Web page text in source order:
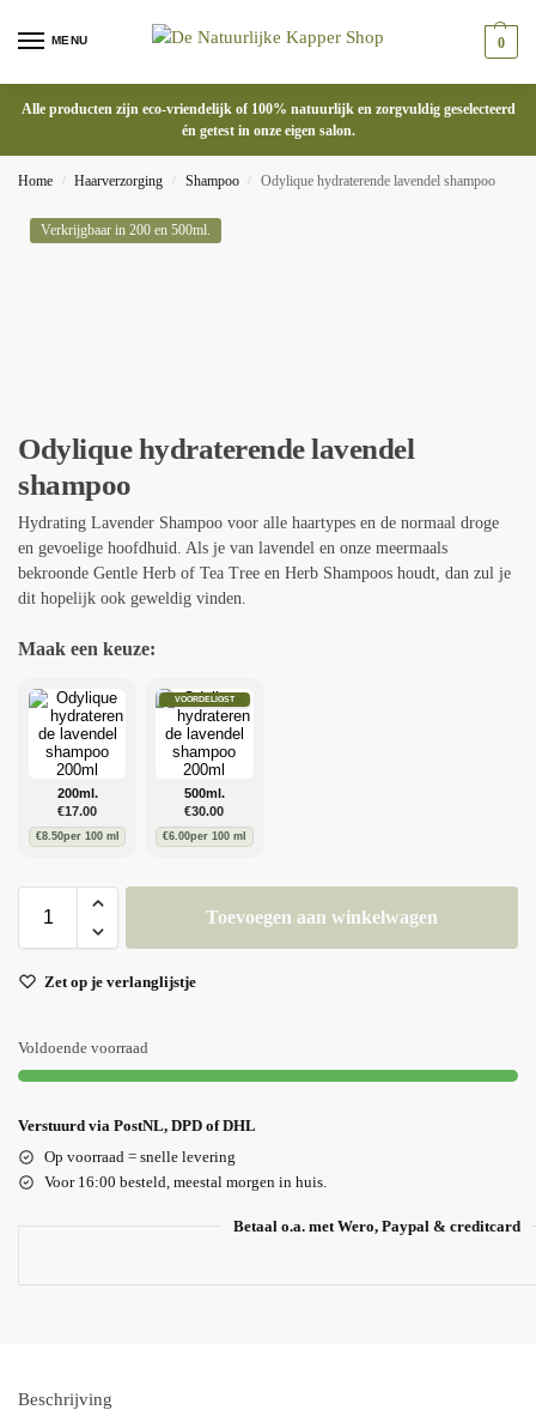
MENU 0
Alle producten zijn eco-vriendelijk of 100% natuurlijk en zorgvuldig geselecteerd
én getest in onze eigen salon.
Home / Haarverzorging / Shampoo / Odylique hydraterende lavendel shampoo
Verkrijgbaar in 200 en 500ml.
Odylique hydraterende lavendel
shampoo
Hydrating Lavender Shampoo voor alle haartypes en de normaal droge
en gevoelige hoofdhuid. Als je van lavendel en onze meermaals
bekroonde Gentle Herb of Tea Tree en Herb Shampoos houdt, dan zul je
dit hopelijk ook geweldig vinden.
Maak een keuze:
200ml.
€17.00
€8.50per 100 ml
VOORDELIGST
500ml.
€30.00
€6.00per 100 ml
Toevoegen aan winkelwagen
Zet op je verlanglijstje
Voldoende voorraad
Verstuurd via PostNL, DPD of DHL
Op voorraad = snelle levering
Voor 16:00 besteld, meestal morgen in huis.
Betaal o.a. met Wero, Paypal & creditcard
Beschrijving